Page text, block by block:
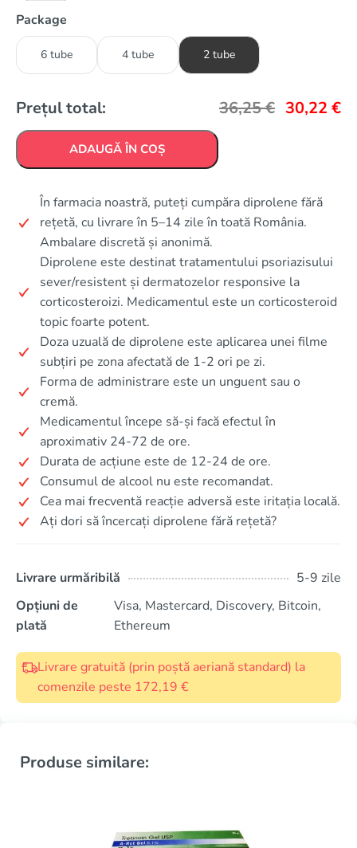
Package
6 tube 4 tube 2 tube
Prețul total: 36,25€ 30,22 €
ADAUGĂ ÎN COȘ
În farmacia noastră, puteți cumpăra diprolene fără
rețetă, cu livrare în 5–14 zile în toată România.
Ambalare discretă și anonimă.
Diprolene este destinat tratamentului psoriazisului
sever/resistent și dermatozelor responsive la
corticosteroizi. Medicamentul este un corticosteroid
topic foarte potent.
Doza uzuală de diprolene este aplicarea unei filme
subțiri pe zona afectată de 1-2 ori pe zi.
Forma de administrare este un unguent sau o
cremă.
Medicamentul începe să-și facă efectul în
aproximativ 24-72 de ore.
Durata de acțiune este de 12-24 de ore.
Consumul de alcool nu este recomandat.
Cea mai frecventă reacție adversă este iritația locală.
Ați dori să încercați diprolene fără rețetă?
Livrare urmăribilă
5-9 zile
Opțiuni de
plată
Visa, Mastercard, Discovery, Bitcoin,
Ethereum
Livrare gratuită (prin poștă aeriană standard) la
comenzile peste 172,19 €
Produse similare: